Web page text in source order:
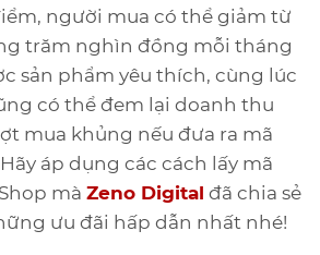
người mua có thể giảm từ
trăm nghìn đồng mỗi tháng
sản phẩm yêu thích, cùng lúc
có thể đem lại doanh thu
mua khủng nếu đưa ra mã
áp dụng các cách lấy mã
mà Zeno Digital đã chia sẻ
ưu đãi hấp dẫn nhất nhé!